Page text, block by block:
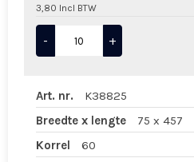
3,80 Incl BTW
- +
Art. nr.
K38825
Breedte x lengte
75 x 457
Korrel
60